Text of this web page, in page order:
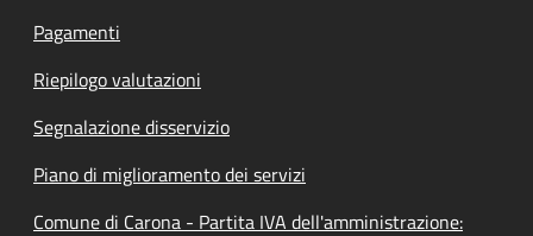
Pagamenti
Riepilogo valutazioni
Segnalazione disservizio
Piano di miglioramento dei servizi
Comune di Carona - Partita IVA dell'amministrazione: